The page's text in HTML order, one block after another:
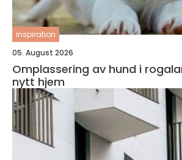
inspiration
05. August 2026
Omplassering av hund i rogaland trygg
nytt hjem